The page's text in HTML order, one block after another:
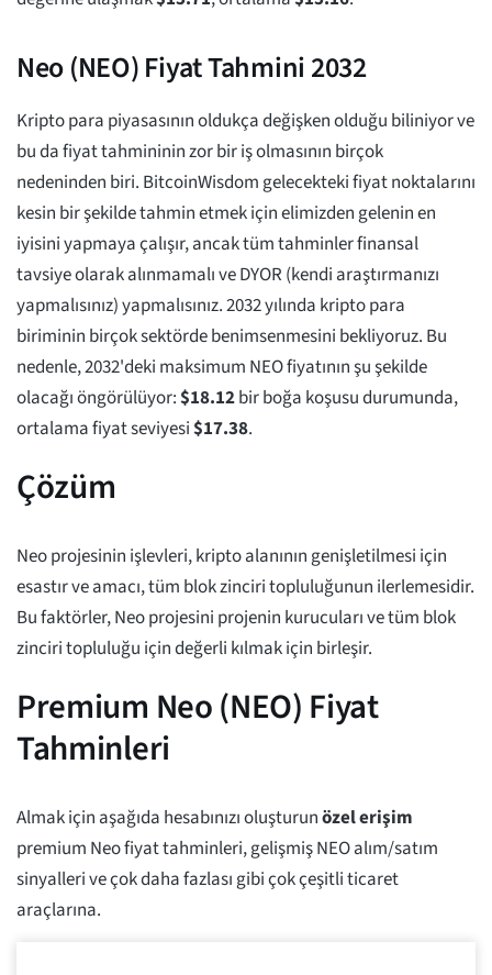
Neo (NEO) Fiyat Tahmini 2032
Kripto para piyasasının oldukça değişken olduğu biliniyor ve
bu da fiyat tahmininin zor bir iş olmasının birçok
nedeninden biri. BitcoinWisdom gelecekteki fiyat noktalarını
kesin bir şekilde tahmin etmek için elimizden gelenin en
iyisini yapmaya çalışır, ancak tüm tahminler finansal
tavsiye olarak alınmamalı ve DYOR (kendi araştırmanızı
yapmalısınız) yapmalısınız. 2032 yılında kripto para
biriminin birçok sektörde benimsenmesini bekliyoruz. Bu
nedenle, 2032'deki maksimum NEO fiyatının şu şekilde
olacağı öngörülüyor:$18.12bir boğa koşusu durumunda,
ortalama fiyat seviyesi$17.38.
Çözüm
Neo projesinin işlevleri, kripto alanının genişletilmesi için
esastır ve amacı, tüm blok zinciri topluluğunun ilerlemesidir.
Bu faktörler, Neo projesini projenin kurucuları ve tüm blok
zinciri topluluğu için değerli kılmak için birleşir.
Premium Neo (NEO) Fiyat
Tahminleri
Almak için aşağıda hesabınızı oluşturunözel erişim
premium Neo fiyat tahminleri, gelişmiş NEO alım/satım
sinyalleri ve çok daha fazlası gibi çok çeşitli ticaret
araçlarına.